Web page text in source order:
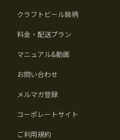
クラフトビール銘柄
料金・配送プラン
マニュアル&動画
お問い合わせ
メルマガ登録
コーポレートサイト
ご利用規約